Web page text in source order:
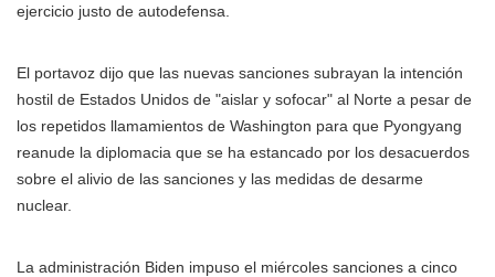
ejercicio justo de autodefensa.
El portavoz dijo que las nuevas sanciones subrayan la intención
hostil de Estados Unidos de "aislar y sofocar" al Norte a pesar de
los repetidos llamamientos de Washington para que Pyongyang
reanude la diplomacia que se ha estancado por los desacuerdos
sobre el alivio de las sanciones y las medidas de desarme
nuclear.
La administración Biden impuso el miércoles sanciones a cinco